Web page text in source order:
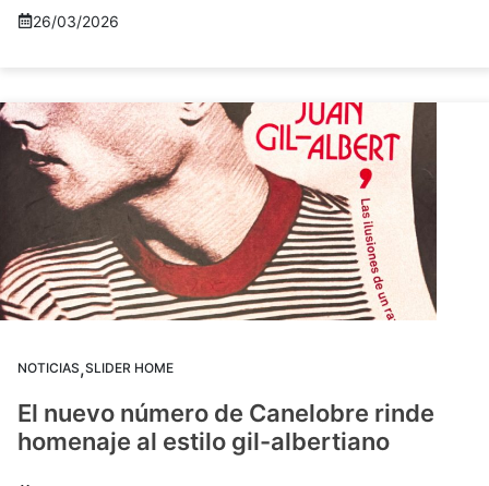
26/03/2026
NOTICIAS,SLIDER HOME
El nuevo número de Canelobre rinde
homenaje al estilo gil-albertiano